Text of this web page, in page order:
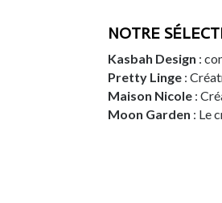
NOTRE
Kasbah Design :
Pretty Linge :
Maison Nicole :
Moon Garden : Le